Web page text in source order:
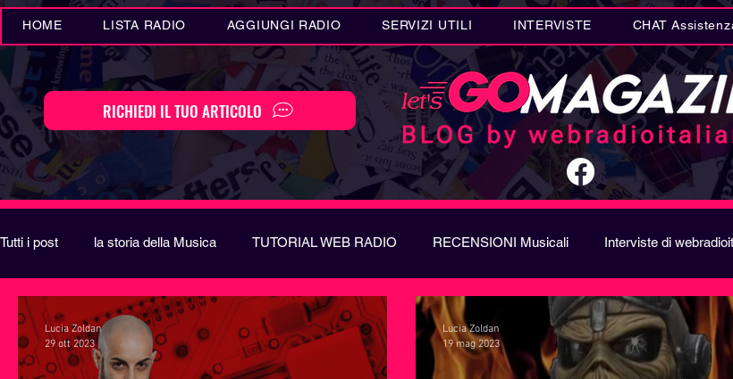
HOME LISTA RADIO AGGIUNGI RADIO SERVIZI UTILI INTERVISTE CHAT
RICHIEDI IL TUO ARTICOLO
Tutti i post la storia della Musica TUTORIAL WEB RADIO RECENSIONI Musicali Interviste di
Eventi MUSICA Novità MUSICA Curiosità MUSICA Metal Letteratura Curiosità Radio
Lucia Zoldan
29 ott 2023
Lucia Zoldan
19 mag 2023